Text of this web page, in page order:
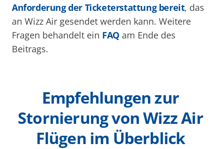
Anforderung der Ticketerstattung bereit, das
an Wizz Air gesendet werden kann. Weitere
Fragen behandelt ein FAQam Ende des
Beitrags.
Empfehlungen zur
Stornierung von Wizz Air
Flügen im Überblick